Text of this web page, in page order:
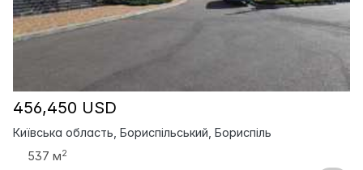
456,450 USD
Київська область, Бориспільський, Бориспіль
537 м2